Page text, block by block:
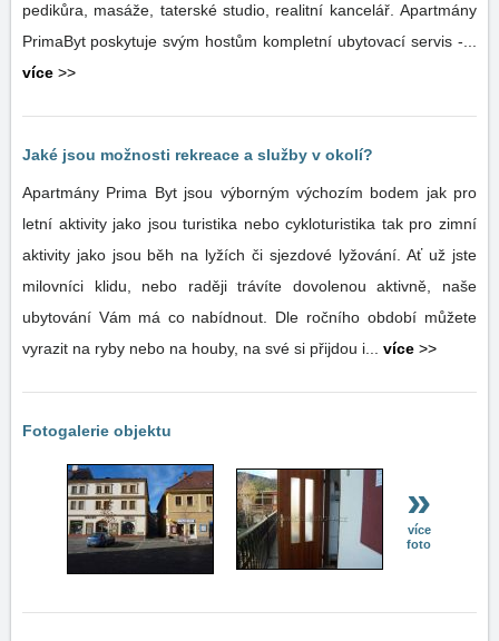
pedikůra, masáže, taterské studio, realitní kancelář. Apartmány
PrimaByt poskytuje svým hostům kompletní ubytovací servis -...
více >>
Jaké jsou možnosti rekreace a služby v okolí?
Apartmány Prima Byt jsou výborným výchozím bodem jak pro
letní aktivity jako jsou turistika nebo cykloturistika tak pro zimní
aktivity jako jsou běh na lyžích či sjezdové lyžování. Ať už jste
milovníci klidu, nebo raději trávíte dovolenou aktivně, naše
ubytování Vám má co nabídnout. Dle ročního období můžete
vyrazit na ryby nebo na houby, na své si přijdou i... více >>
Fotogalerie objektu
»
více
foto